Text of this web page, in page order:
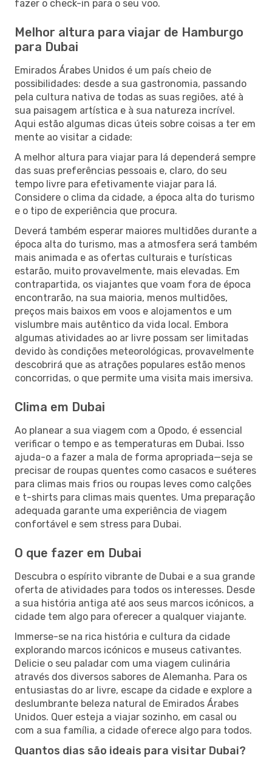
fazer o check-in para o seu voo.
Melhor altura para viajar de Hamburgo
para Dubai
Emirados Árabes Unidos é um país cheio de
possibilidades: desde a sua gastronomia, passando
pela cultura nativa de todas as suas regiões, até à
sua paisagem artística e à sua natureza incrível.
Aqui estão algumas dicas úteis sobre coisas a ter em
mente ao visitar a cidade:
A melhor altura para viajar para lá dependerá sempre
das suas preferências pessoais e, claro, do seu
tempo livre para efetivamente viajar para lá.
Considere o clima da cidade, a época alta do turismo
e o tipo de experiência que procura.
Deverá também esperar maiores multidões durante a
época alta do turismo, mas a atmosfera será também
mais animada e as ofertas culturais e turísticas
estarão, muito provavelmente, mais elevadas. Em
contrapartida, os viajantes que voam fora de época
encontrarão, na sua maioria, menos multidões,
preços mais baixos em voos e alojamentos e um
vislumbre mais autêntico da vida local. Embora
algumas atividades ao ar livre possam ser limitadas
devido às condições meteorológicas, provavelmente
descobrirá que as atrações populares estão menos
concorridas, o que permite uma visita mais imersiva.
Clima em Dubai
Ao planear a sua viagem com a Opodo, é essencial
verificar o tempo e as temperaturas em Dubai. Isso
ajuda-o a fazer a mala de forma apropriada—seja se
precisar de roupas quentes como casacos e suéteres
para climas mais frios ou roupas leves como calções
e t-shirts para climas mais quentes. Uma preparação
adequada garante uma experiência de viagem
confortável e sem stress para Dubai.
O que fazer em Dubai
Descubra o espírito vibrante de Dubai e a sua grande
oferta de atividades para todos os interesses. Desde
a sua história antiga até aos seus marcos icónicos, a
cidade tem algo para oferecer a qualquer viajante.
Immerse-se na rica história e cultura da cidade
explorando marcos icónicos e museus cativantes.
Delicie o seu paladar com uma viagem culinária
através dos diversos sabores de Alemanha. Para os
entusiastas do ar livre, escape da cidade e explore a
deslumbrante beleza natural de Emirados Árabes
Unidos. Quer esteja a viajar sozinho, em casal ou
com a sua família, a cidade oferece algo para todos.
Quantos dias são ideais para visitar Dubai?